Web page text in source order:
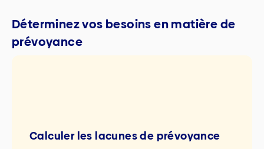
Déterminez vos besoins en matière de
prévoyance
Calculer les lacunes de prévoyance